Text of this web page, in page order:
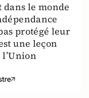
le monde
protégé leur
une leçon